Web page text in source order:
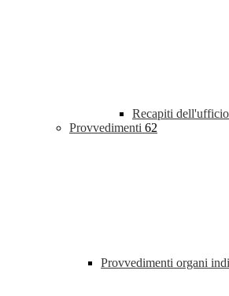
Recapiti
Provvedimenti 62
Provvedimenti organi